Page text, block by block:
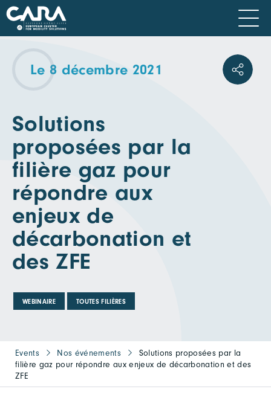
Le 8 décembre 2021
Solutions
proposées par la
filière gaz pour
répondre aux
enjeux de
décarbonation et
des ZFE
WEBINAIRE TOUTES FILIÈRES
Events Nos événements
Solutions proposées par la
filière gaz pour répondre aux enjeux de décarbonation et des
ZFE